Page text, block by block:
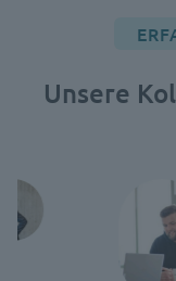
Unsere